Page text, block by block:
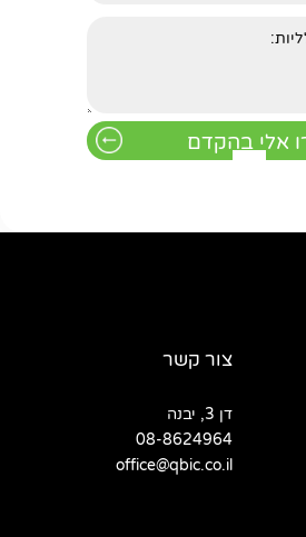
צור קשר
דן 3, יבנה
08-8624964
office@qbic.co.il